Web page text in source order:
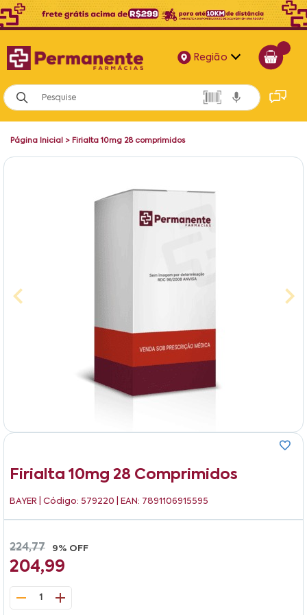
Região
Alagoas
Bahia
Página Inicial > Firialta 10mg 28 comprimidos
Firialta 10mg 28 Comprimidos
BAYER | Código: 579220 | EAN: 7891106915595
224,77 9% OFF
204,99
1